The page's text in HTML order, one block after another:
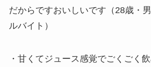
だからですおいしいです（28歳・
ルバイト）
・甘くてジュース感覚でごくごく